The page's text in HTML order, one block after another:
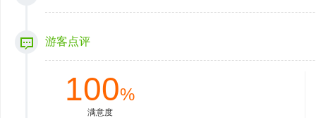
游客点评
100%
满意度